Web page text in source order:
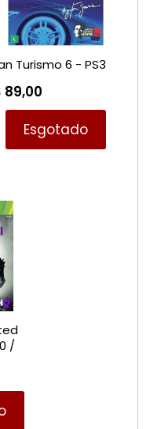
Turismo 6 - PS3
89,00
Esgotado
/